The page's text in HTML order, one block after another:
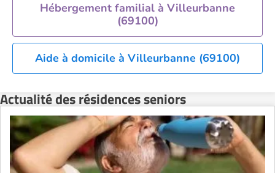
Residence service senior Perpignan
Residence service senior Rennes
Residence service senior Strasbourg
Residence service senior Toulouse
Hébergement familial à Villeurbanne
(69100)
Aide à domicile à Villeurbanne (69100)
Actualité des résidences seniors